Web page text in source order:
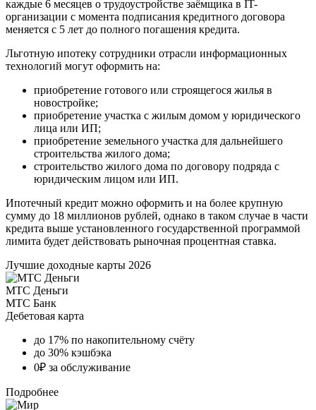
каждые 6 месяцев о трудоустройстве заёмщика в IT-
организации с момента подписания кредитного договора
меняется с 5 лет до полного погашения кредита.
Льготную ипотеку сотрудники отрасли информационных
технологий могут оформить на:
приобретение готового или строящегося жилья в
новостройке;
приобретение участка с жилым домом у юридического
лица или ИП;
приобретение земельного участка для дальнейшего
строительства жилого дома;
строительство жилого дома по договору подряда с
юридическим лицом или ИП.
Ипотечный кредит можно оформить и на более крупную
сумму до 18 миллионов рублей, однако в таком случае в части
кредита выше установленного государственной программой
лимита будет действовать рыночная процентная ставка.
Лучшие доходные карты 2026
МТС Деньги
МТС Банк
Дебетовая карта
до 17% по накопительному счёту
до 30% кэшбэка
0₽ за обслуживание
Подробнее